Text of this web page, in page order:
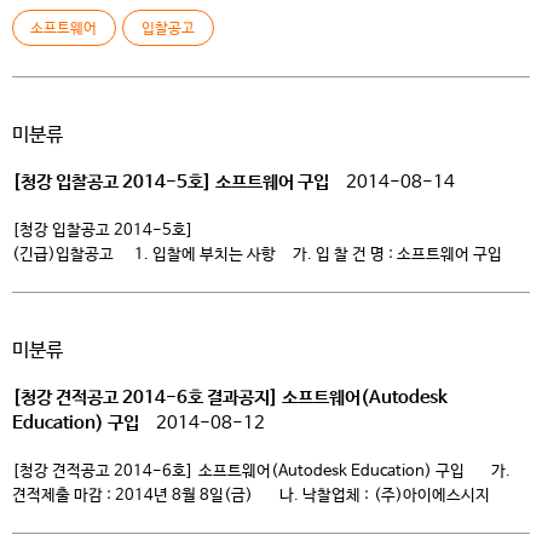
소프트웨어 입찰공고
미분류
[청강 입찰공고 2014-5호] 소프트웨어 구입 2014-08-14
[청강 입찰공고 2014-5호]
(긴급)입찰공고 1. 입찰에 부치는 사항 가. 입 찰 건 명 : 소프트웨어 구입
미분류
[청강 견적공고 2014-6호 결과공지] 소프트웨어(Autodesk
Education) 구입
2014-08-12
[청강 견적공고 2014-6호] 소프트웨어(Autodesk Education) 구입 가.
견적제출 마감 : 2014년 8월 8일(금) 나. 낙찰업체 : (주)아이에스시지